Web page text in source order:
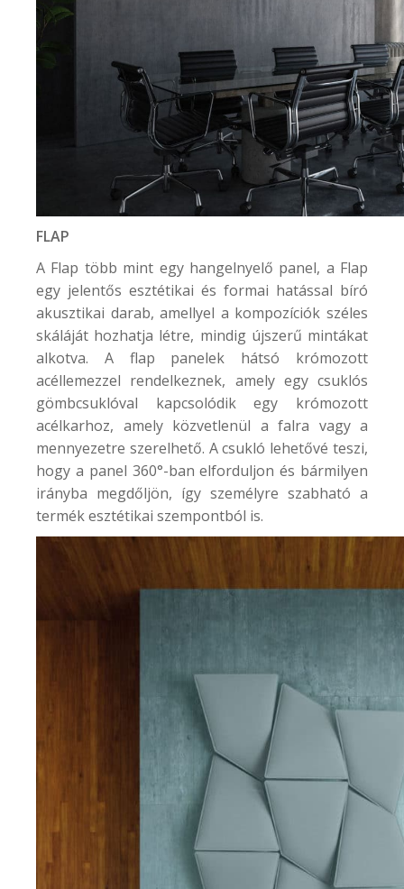
FLAP
A Flap több mint egy hangelnyelő panel, a Flap
egy jelentős esztétikai és formai hatással bíró
akusztikai darab, amellyel a kompozíciók széles
skáláját hozhatja létre, mindig újszerű mintákat
alkotva. A flap panelek hátsó krómozott
acéllemezzel rendelkeznek, amely egy csuklós
gömbcsuklóval kapcsolódik egy krómozott
acélkarhoz, amely közvetlenül a falra vagy a
mennyezetre szerelhető. A csukló lehetővé teszi,
hogy a panel 360°-ban elforduljon és bármilyen
irányba megdőljön, így személyre szabható a
termék esztétikai szempontból is.